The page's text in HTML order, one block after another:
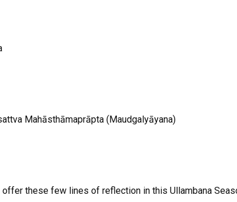
Mahāsthāmaprāpta (Maudgalyāyana)
these few lines of reflection in this Ullambana